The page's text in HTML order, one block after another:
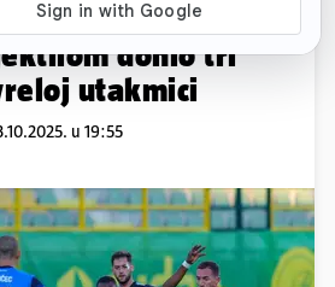
1-0: Lončar
donio tri
utakmici
u 19:55